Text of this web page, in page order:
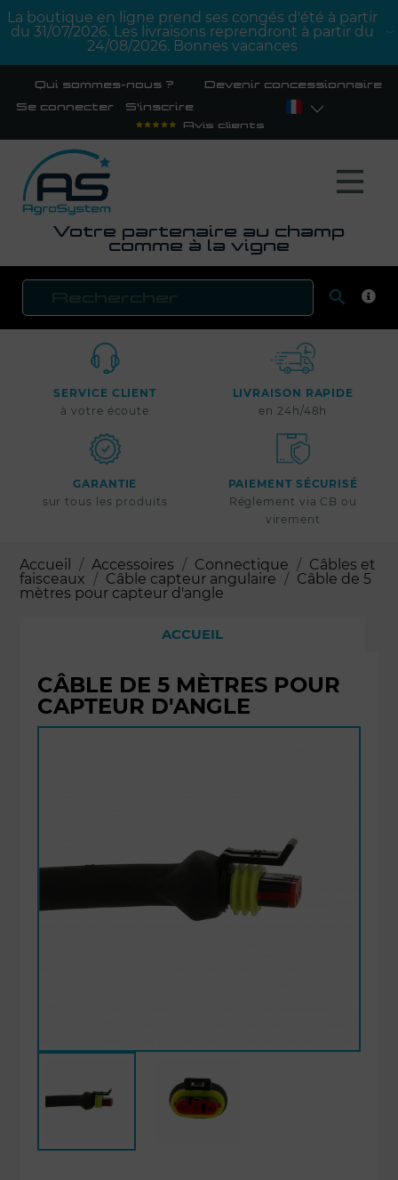
La boutique en ligne prend ses congés d'été à partir
du 31/07/2026. Les livraisons reprendront à partir du
24/08/2026. Bonnes vacances
Qui sommes-nous ? Devenir concessionnaire
Se connecter
S'inscrire
Avis clients
Votre partenaire au champ
comme à la vigne

SERVICE CLIENT
à votre écoute
LIVRAISON RAPIDE
en 24h/48h
GARANTIE
sur tous les produits
PAIEMENT SÉCURISÉ
Réglement via CB ou
virement
Accueil Accessoires Connectique
Câbles et
faisceaux
Câble capteur angulaire
Câble de 5
mètres pour capteur d'angle
ACCUEIL
CÂBLE DE 5 MÈTRES POUR
CAPTEUR D'ANGLE